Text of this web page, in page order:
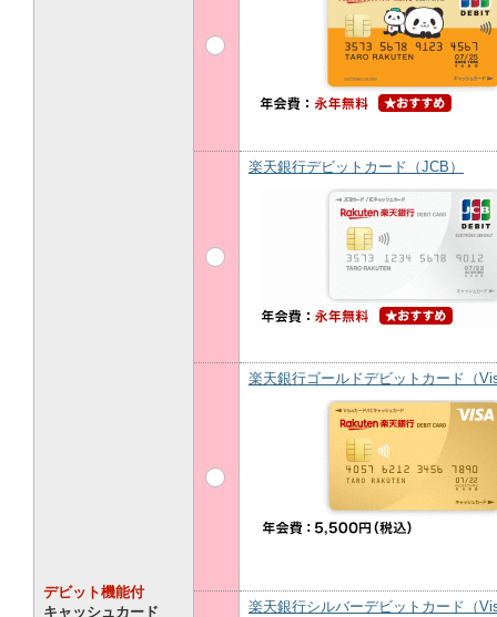
デビット機能付
キャッシュカード
楽天銀行デビットカード（JCB）
楽天銀行ゴールドデビットカード（
楽天銀行シルバーデビットカード（